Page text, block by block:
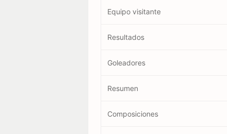
Equipo visitante
Resultados
Goleadores
Resumen
Composiciones